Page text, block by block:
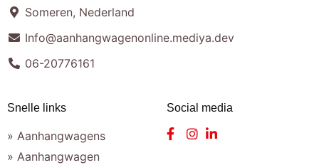
Someren, Nederland
Info@aanhangwagenonline.mediya.dev
06-20776161
Snelle links
» Aanhangwagens
» Aanhangwagen
Social media